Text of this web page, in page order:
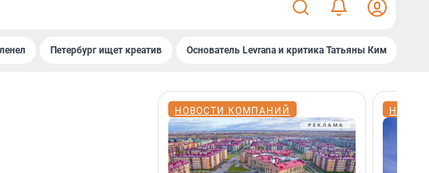
Петербург ищет креатив Основатель Levrana и критика Татьяны Ким
НОВОСТИ КОМПАНИЙ